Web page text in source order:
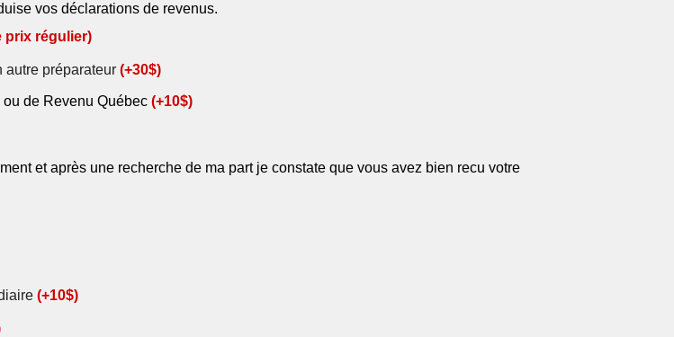
vos déclarations de revenus.
prix régulier)
autre préparateur (+30$)
de Revenu Québec (+10$)
et après une recherche de ma part je constate que vous avez bien recu votre
(+10$)